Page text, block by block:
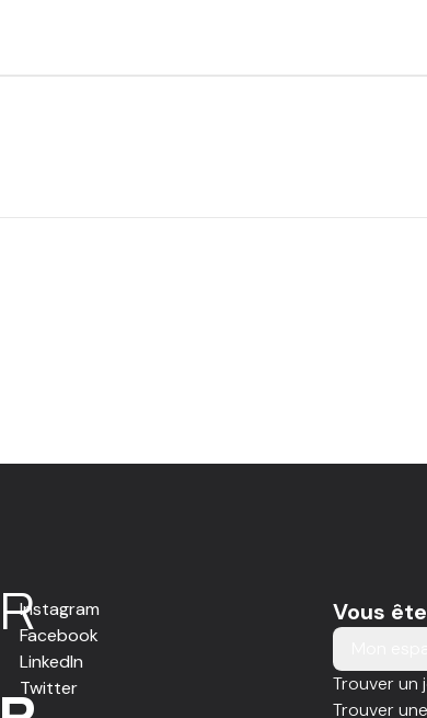
RInstagram
Facebook
LinkedIn
Twitter
Vous
Trouver un
Trouver